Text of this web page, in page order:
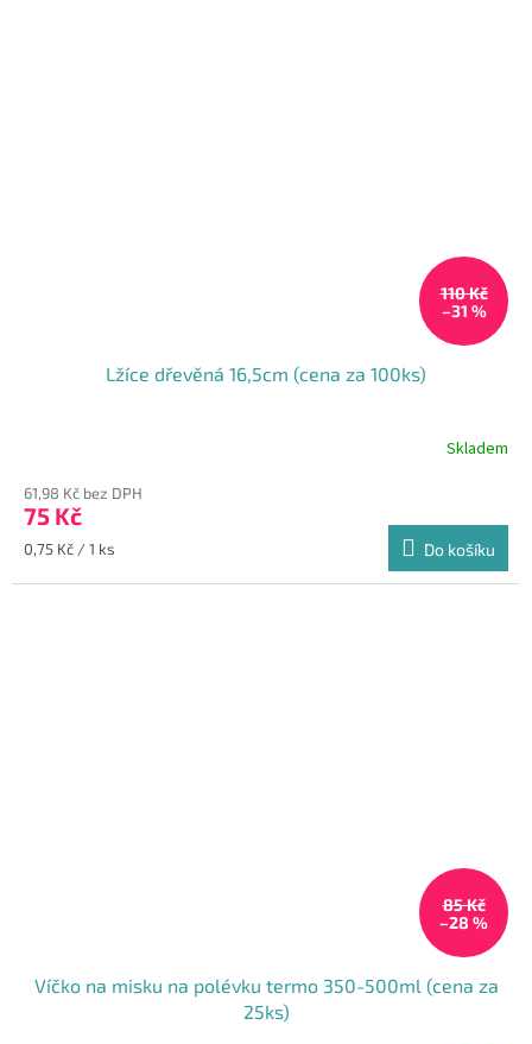
110 Kč
–31 %
Lžíce dřevěná 16,5cm (cena za 100ks)
produktu
je
5,0
5
Skladem
61,98 Kč bez DPH
75 Kč
Měrná
0,75 Kč / 1 ks Do košíku
85 Kč
–28 %
Víčko na misku na polévku termo 350-500ml (cena za
25ks)